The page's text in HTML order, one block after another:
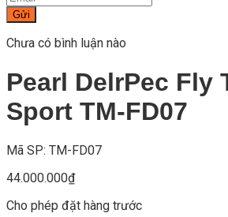
Gửi
Chưa có bình luận nào
Pearl DelrPec Fly
Sport TM-FD07
Mã SP: TM-FD07
44.000.000₫
Cho phép đặt hàng trước